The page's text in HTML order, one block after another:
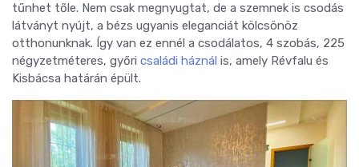
tűnhet tőle. Nem csak megnyugtat, de a szemnek is csodás
látványt nyújt, a bézs ugyanis eleganciát kölcsönöz
otthonunknak. Így van ez ennél a csodálatos, 4 szobás, 225
négyzetméteres, győri családi háznál is, amely Révfalu és
Kisbácsa határán épült.